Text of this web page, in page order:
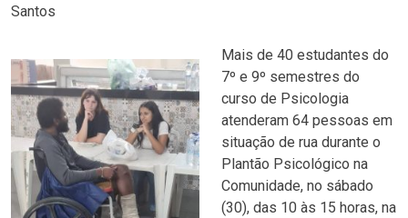
Santos
Mais de 40 estudantes do
7º e 9º semestres do
curso de Psicologia
atenderam 64 pessoas em
situação de rua durante o
Plantão Psicológico na
Comunidade, no sábado
(30), das 10 às 15 horas, na